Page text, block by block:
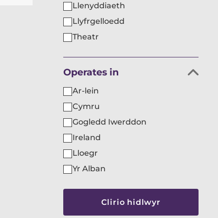
Llenyddiaeth
Llyfrgelloedd
Theatr
Hidlo
sefydliadau
yn
ôl
Operates in
Ar-lein
Cymru
Gogledd Iwerddon
Ireland
Lloegr
Yr Alban